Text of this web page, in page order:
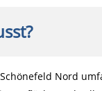
Nord